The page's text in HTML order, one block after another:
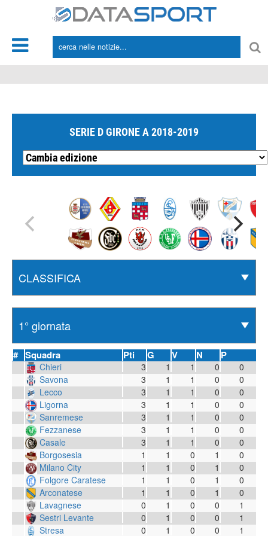
SERIE D GIRONE A 2018-2019
# Squadra Pti G V N P
Chieri 3 1 1 0
0
Savona
3 1 1 0
0
Lecco
3 1 1 0
0
Ligorna
3 1 1 0
0
Sanremese
3 1 1 0
0
Fezzanese
3 1 1 0
0
Casale
3 1 1 0
0
Borgosesia
1 1 0 1
0
Milano City
1 1 0 1
0
Folgore Caratese
1 1 0 1
0
Arconatese
1 1 0 1
0
Lavagnese
0 1 0 0
1
Sestri Levante
0 1 0 0
1
Stresa
0 1 0 0
1